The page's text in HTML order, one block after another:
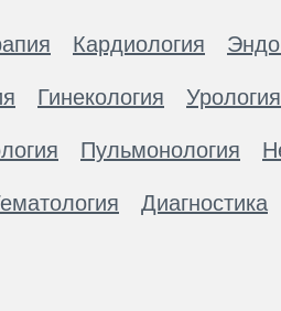
Кардиология
Гинекология Урология
Пульмонология
Диагностика